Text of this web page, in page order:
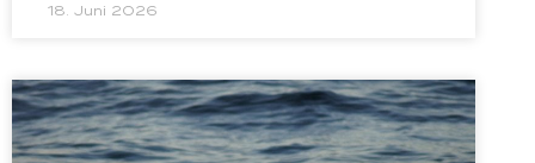
18. Juni 2026